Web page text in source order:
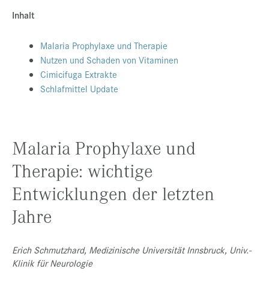
Presse
Kontakt
Datenschutz
Inhalt
Malaria Prophylaxe und Therapie
Nutzen und Schaden von Vitaminen
Cimicifuga Extrakte
Schlafmittel Update
Malaria Prophylaxe und
Therapie: wichtige
Entwicklungen der letzten
Jahre
Erich Schmutzhard, Medizinische Universität Innsbruck, Univ.-
Klinik für Neurologie